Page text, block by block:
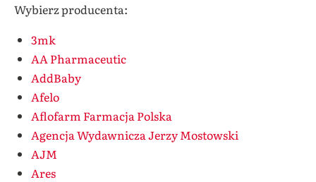
Wybierz producenta:
3mk
AA Pharmaceutic
AddBaby
Afelo
Aflofarm Farmacja Polska
Agencja Wydawnicza Jerzy Mostowski
AJM
Ares